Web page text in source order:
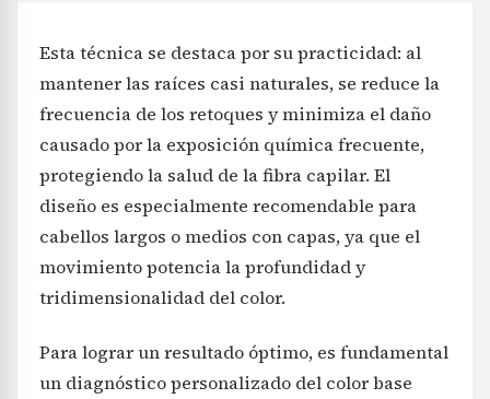
Esta técnica se destaca por su practicidad: al
mantener las raíces casi naturales, se reduce la
frecuencia de los retoques y minimiza el daño
causado por la exposición química frecuente,
protegiendo la salud de la fibra capilar. El
diseño es especialmente recomendable para
cabellos largos o medios con capas, ya que el
movimiento potencia la profundidad y
tridimensionalidad del color.
Para lograr un resultado óptimo, es fundamental
un diagnóstico personalizado del color base